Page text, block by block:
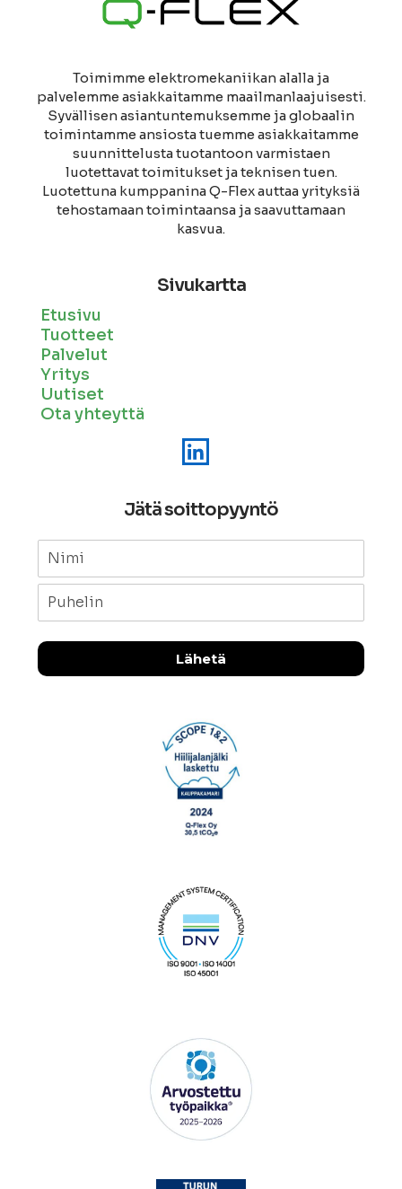
Toimimme elektromekaniikan alalla ja
palvelemme asiakkaitamme maailmanlaajuisesti.
Syvällisen asiantuntemuksemme ja globaalin
toimintamme ansiosta tuemme asiakkaitamme
suunnittelusta tuotantoon varmistaen
luotettavat toimitukset ja teknisen tuen.
Luotettuna kumppanina Q-Flex auttaa yrityksiä
tehostamaan toimintaansa ja saavuttamaan
kasvua.
Sivukartta
Etusivu
Tuotteet
Palvelut
Yritys
Uutiset
Ota yhteyttä
Jätä soittopyyntö
Lähetä